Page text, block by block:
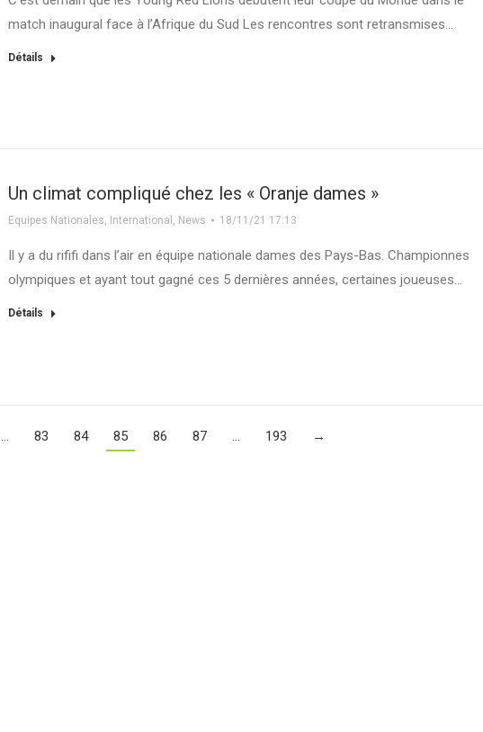
match inaugural face à l’Afrique du Sud Les rencontres sont retransmises…
Détails
Un climat compliqué chez les « Oranje dames »
Equipes Nationales, International , News 18/11/21 17:13
Il y a du rififi dans l’air en équipe nationale dames des Pays-Bas. Championnes
olympiques et ayant tout gagné ces 5 dernières années, certaines joueuses…
Détails
… 83 84 85 86 87 … 193 →